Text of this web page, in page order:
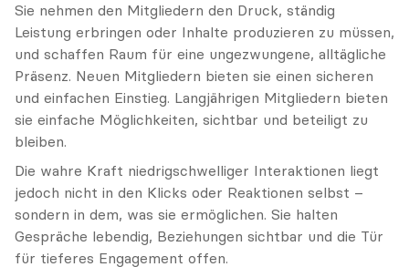
Sie nehmen den Mitgliedern den Druck, ständig
Leistung erbringen oder Inhalte produzieren zu müssen,
und schaffen Raum für eine ungezwungene, alltägliche
Präsenz. Neuen Mitgliedern bieten sie einen sicheren
und einfachen Einstieg. Langjährigen Mitgliedern bieten
sie einfache Möglichkeiten, sichtbar und beteiligt zu
bleiben.
Die wahre Kraft niedrigschwelliger Interaktionen liegt
jedoch nicht in den Klicks oder Reaktionen selbst –
sondern in dem, was sie ermöglichen. Sie halten
Gespräche lebendig, Beziehungen sichtbar und die Tür
für tieferes Engagement offen.